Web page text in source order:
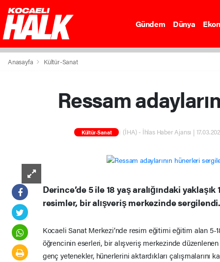
Gündem Dünya
Anasayfa Kültür-Sanat
Ressam
Kültür-Sanat (İHA) - İhlas Haber Ajansı |
Derince’de 5 ile 18 yaş aralığındaki
resimler, bir alışveriş merkezinde
Kocaeli Sanat Merkezi’nde resim eğitimi eğitim alan 5-
öğrencinin eserleri, bir alışveriş merkezinde
genç yetenekler, hünerlerini aktardıkları çalışmalarını